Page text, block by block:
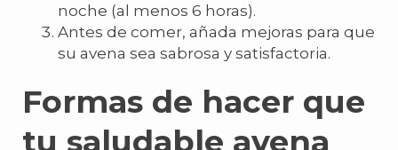
noche (al menos 6 horas).
Antes de comer, añada mejoras para que
su avena sea sabrosa y satisfactoria.
Formas de hacer que
tu saludable avena